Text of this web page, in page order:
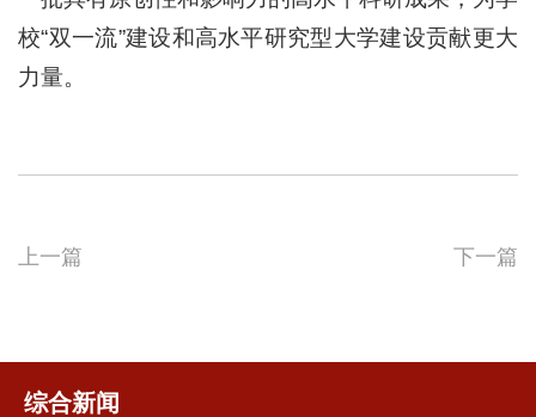
校“双一流”建设和高水平研究型大学建设贡献更大
力量。
上一篇 下一篇
综合新闻